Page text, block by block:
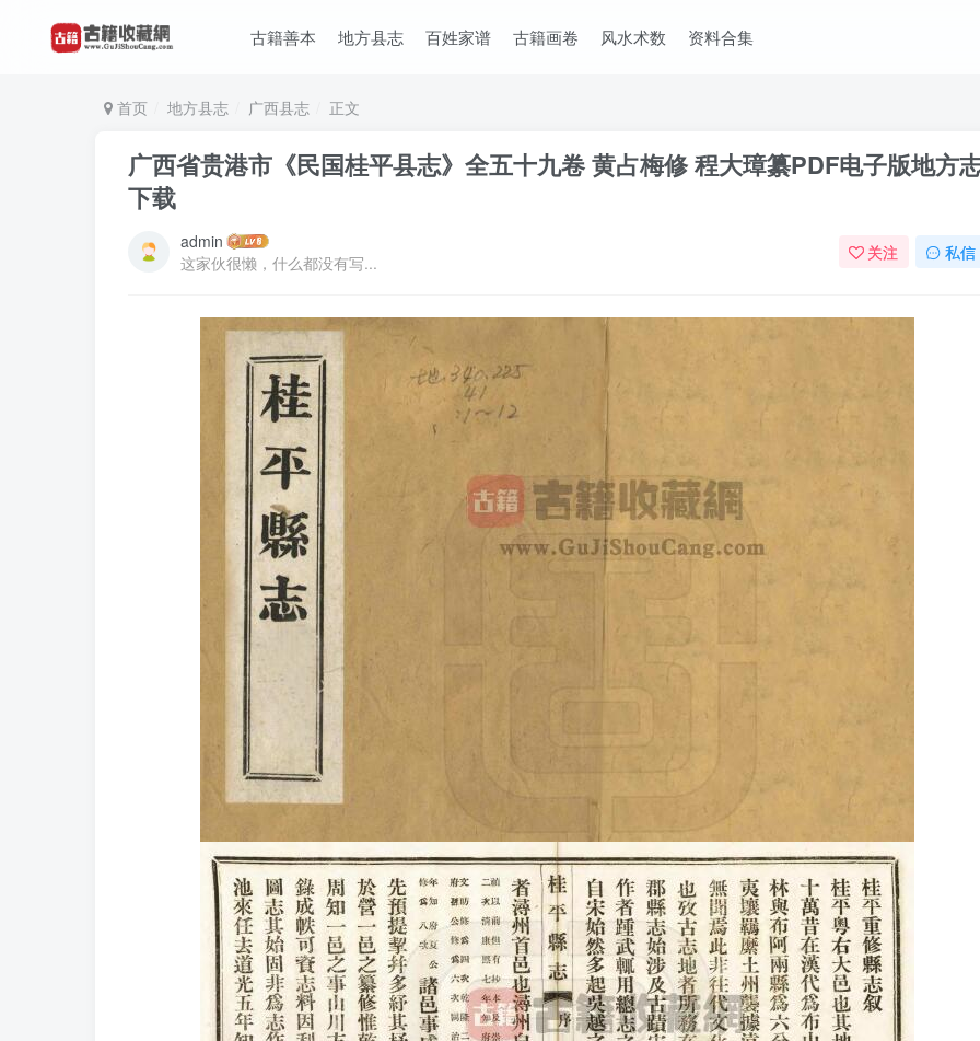
古籍善本 地方县志 百姓家谱 古籍画卷 风水术数 资料合集
首页 地方县志 广西县志 正文
广西省贵港市《民国桂平县志》全五十九卷 黄占梅修 程大璋纂PDF电子版地方
下载
admin
这家伙很懒，什么都没有写...
关注 私信